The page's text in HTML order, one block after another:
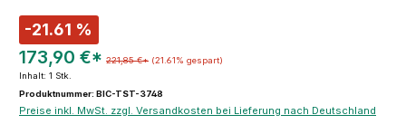
-21.61 %
173,90 €* 221,85 €* (21.61% gespart)
Inhalt: 1 Stk.
Produktnummer: BIC-TST-3748
Preise inkl. MwSt. zzgl. Versandkosten bei Lieferung nach Deutschland